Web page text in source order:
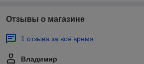
Отзывы о магазине
1 отзыва за всё время
Владимир